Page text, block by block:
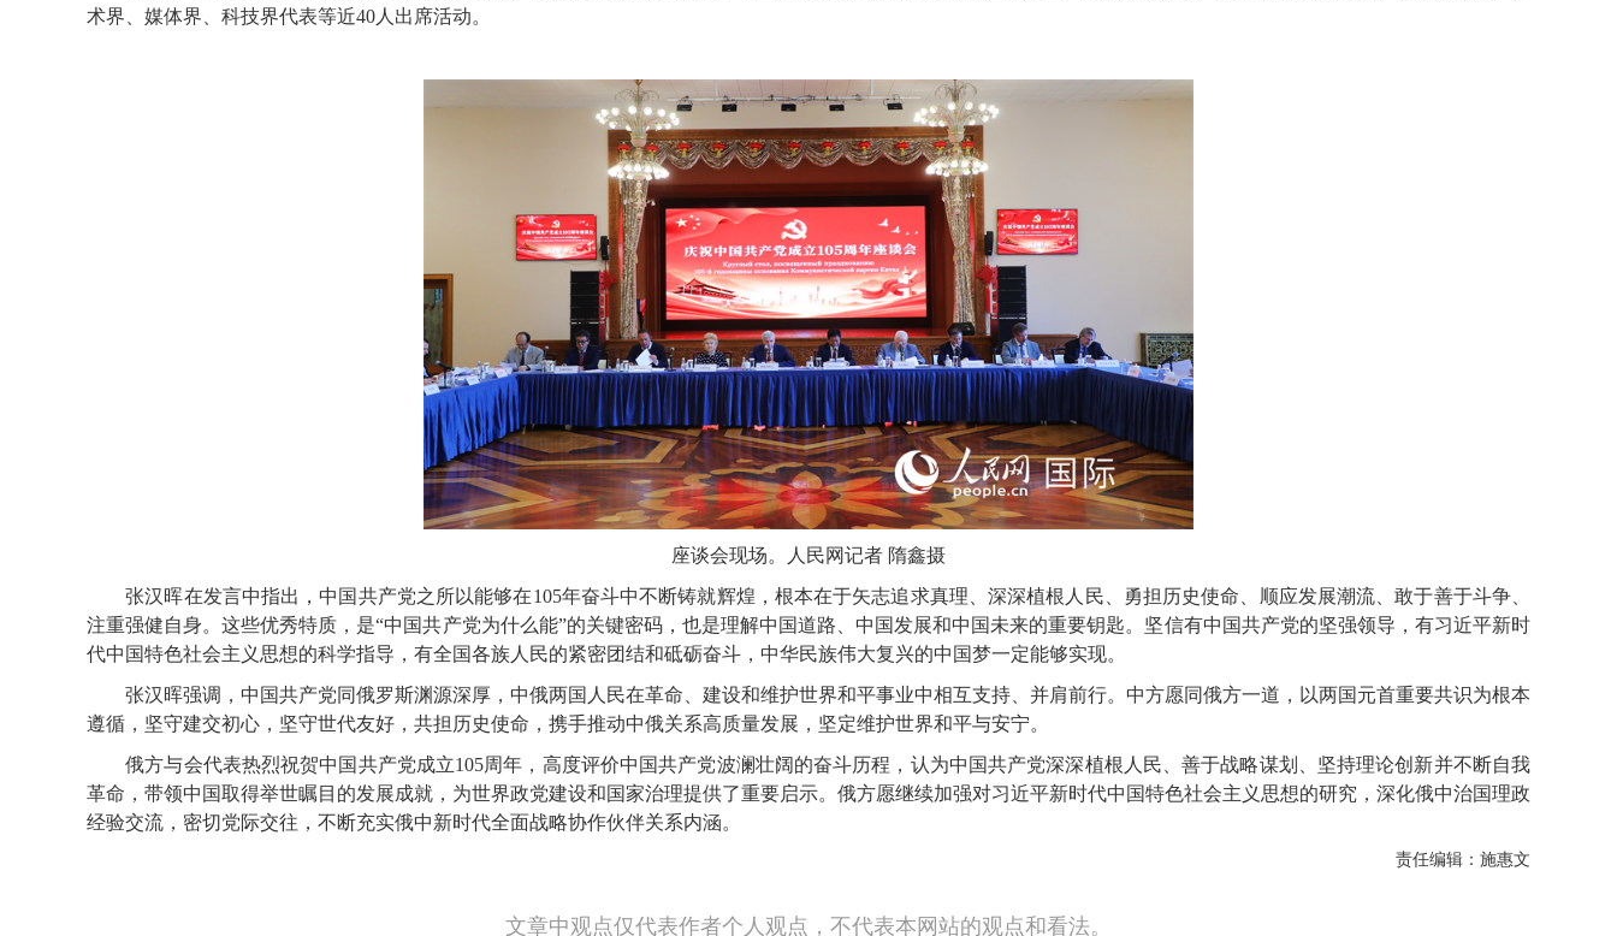
术界、媒体界、科技界代表等近40人出席活动。
座谈会现场。人民网记者 隋鑫摄
张汉晖在发言中指出，中国共产党之所以能够在105年奋斗中不断铸就辉煌，根本在于矢志追求真理、深深植根人民、勇担历史使命、顺应发展潮流、敢于善于斗争、
注重强健自身。这些优秀特质，是“中国共产党为什么能”的关键密码，也是理解中国道路、中国发展和中国未来的重要钥匙。坚信有中国共产党的坚强领导，有习近平新时
代中国特色社会主义思想的科学指导，有全国各族人民的紧密团结和砥砺奋斗，中华民族伟大复兴的中国梦一定能够实现。
张汉晖强调，中国共产党同俄罗斯渊源深厚，中俄两国人民在革命、建设和维护世界和平事业中相互支持、并肩前行。中方愿同俄方一道，以两国元首重要共识为根本
遵循，坚守建交初心，坚守世代友好，共担历史使命，携手推动中俄关系高质量发展，坚定维护世界和平与安宁。
俄方与会代表热烈祝贺中国共产党成立105周年，高度评价中国共产党波澜壮阔的奋斗历程，认为中国共产党深深植根人民、善于战略谋划、坚持理论创新并不断自我
革命，带领中国取得举世瞩目的发展成就，为世界政党建设和国家治理提供了重要启示。俄方愿继续加强对习近平新时代中国特色社会主义思想的研究，深化俄中治国理政
经验交流，密切党际交往，不断充实俄中新时代全面战略协作伙伴关系内涵。
责任编辑：施惠文
文章中观点仅代表作者个人观点，不代表本网站的观点和看法。